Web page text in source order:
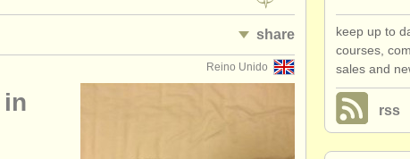
share
Reino Unido
keep up to
courses,
sales and
rss